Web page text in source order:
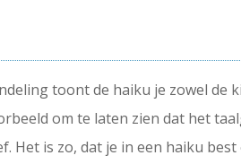
toont de haiku je zowel de
om te laten zien dat het
Het is zo, dat je in een haiku